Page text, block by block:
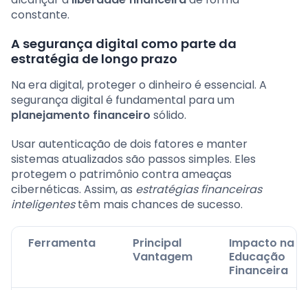
constante.
A segurança digital como parte da
estratégia de longo prazo
Na era digital, proteger o dinheiro é essencial. A
segurança digital é fundamental para um
planejamento financeiro sólido.
Usar autenticação de dois fatores e manter
sistemas atualizados são passos simples. Eles
protegem o patrimônio contra ameaças
cibernéticas. Assim, as estratégias financeiras
inteligentestêm mais chances de sucesso.
Ferramenta
Principal
Vantagem
Impacto na
Educação
Financeira